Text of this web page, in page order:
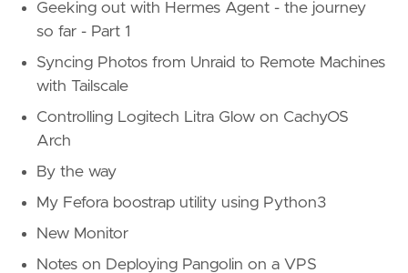
Geeking out with Hermes Agent - the journey
so far - Part 1
Syncing Photos from Unraid to Remote Machines
with Tailscale
Controlling Logitech Litra Glow on CachyOS
Arch
By the way
My Fefora boostrap utility using Python3
New Monitor
Notes on Deploying Pangolin on a VPS